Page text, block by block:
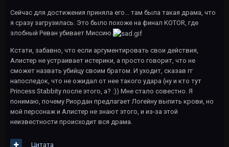
Сейчас для достижения приняла его... там была такая драма, что
я сразу загрузилась. Это было похоже на финал KOTOR, где
злобный Реван убивает Миссию.
Кстати, забавно, что если аргументировать свои действия,
Алистер не устраивает истерики, а просто говорит, что не
сможет назвать убийцу своим братом. И уходит, сказав гг
напоследок, что не ожидал от нее такого удара (ну и кто тут
Princess Stabbity после этого, а? :)) Мне стало совестно. Я
понимаю, почему Риордан предлагает Логейну выпить крови, но
мой персонаж и Алистер не знают этого, и из-за этой
неизвестности происходит вся драма.
Цитата